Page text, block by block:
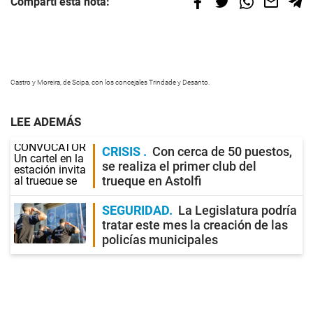
Castro y Moreira, de Scipa, con los concejales Trindade y Desanto.
LEE ADEMÁS
CRISIS
Con cerca de 50 puestos,
se realiza el primer club del
trueque en Astolfi
SEGURIDAD
La Legislatura podría
tratar este mes la creación de las
policías municipales